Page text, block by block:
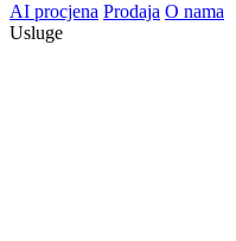
AI procjena Prodaja O nama
Usluge